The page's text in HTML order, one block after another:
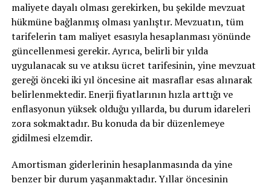
maliyete dayalı olması gerekirken, bu şekilde mevzuat
hükmüne bağlanmış olması yanlıştır. Mevzuatın, tüm
tarifelerin tam maliyet esasıyla hesaplanması yönünde
güncellenmesi gerekir. Ayrıca, belirli bir yılda
uygulanacak su ve atıksu ücret tarifesinin, yine mevzuat
gereği önceki iki yıl öncesine ait masraflar esas alınarak
belirlenmektedir. Enerji fiyatlarının hızla arttığı ve
enflasyonun yüksek olduğu yıllarda, bu durum idareleri
zora sokmaktadır. Bu konuda da bir düzenlemeye
gidilmesi elzemdir.
Amortisman giderlerinin hesaplanmasında da yine
benzer bir durum yaşanmaktadır. Yıllar öncesinin